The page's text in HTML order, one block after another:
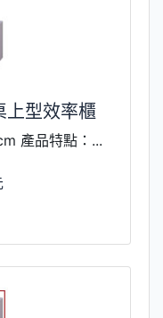
型效率櫃
產品特點：...